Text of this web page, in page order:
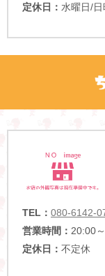
定休日： 水曜日/日
TEL： 080-6142-
営業時間： 20:00
定休日： 不定休